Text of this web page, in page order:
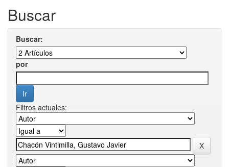
Buscar
Buscar:
por
Filtros actuales: